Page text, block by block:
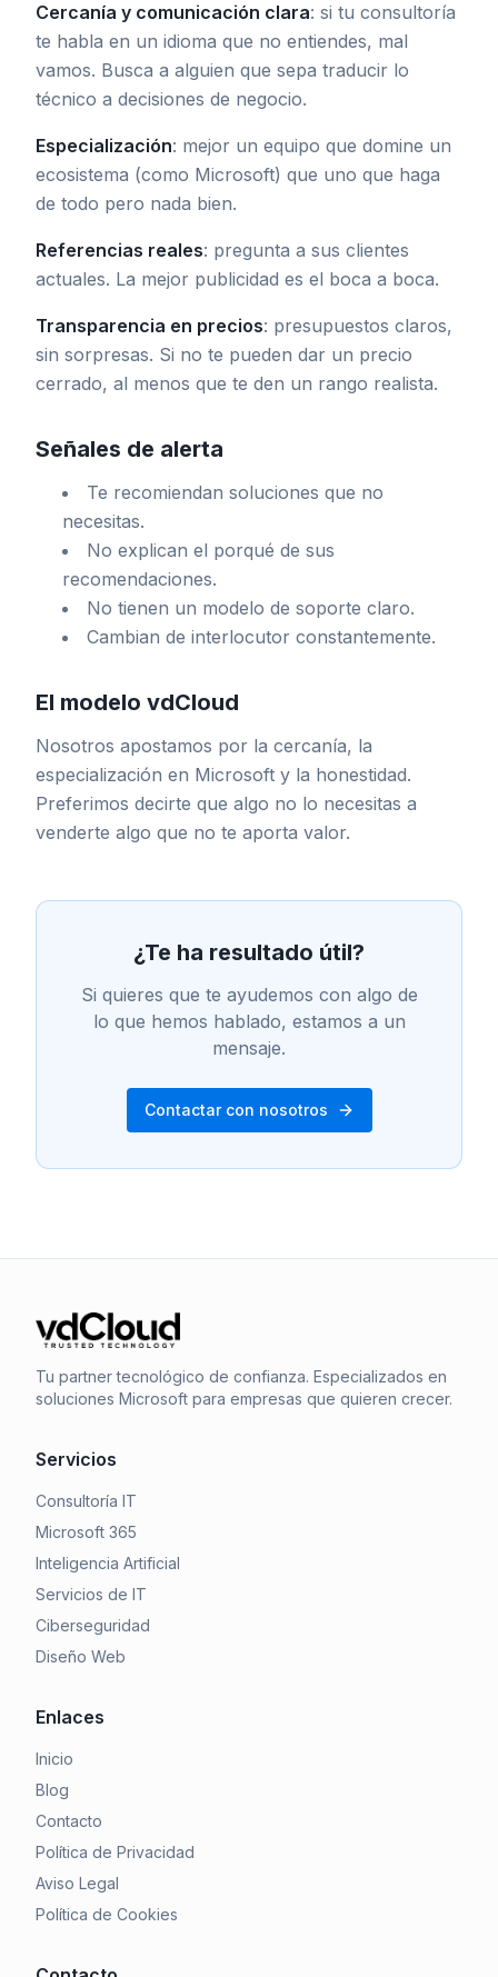
Cercanía y comunicación clara: si tu consultoría
te habla en un idioma que no entiendes, mal
vamos. Busca a alguien que sepa traducir lo
técnico a decisiones de negocio.
Especialización: mejor un equipo que domine un
ecosistema (como Microsoft) que uno que haga
de todo pero nada bien.
Referencias reales: pregunta a sus clientes
actuales. La mejor publicidad es el boca a boca.
Transparencia en precios: presupuestos claros,
sin sorpresas. Si no te pueden dar un precio
cerrado, al menos que te den un rango realista.
Señales de alerta
Te recomiendan soluciones que no
necesitas.
No explican el porqué de sus
recomendaciones.
No tienen un modelo de soporte claro.
Cambian de interlocutor constantemente.
El modelo vdCloud
Nosotros apostamos por la cercanía, la
especialización en Microsoft y la honestidad.
Preferimos decirte que algo no lo necesitas a
venderte algo que no te aporta valor.
¿Te ha resultado útil?
Si quieres que te ayudemos con algo de
lo que hemos hablado, estamos a un
mensaje.
Contactar con nosotros
Tu partner tecnológico de confianza. Especializados en
soluciones Microsoft para empresas que quieren crecer.
Servicios
Consultoría IT
Microsoft 365
Inteligencia Artificial
Servicios de IT
Ciberseguridad
Diseño Web
Enlaces
Inicio
Blog
Contacto
Política de Privacidad
Aviso Legal
Política de Cookies